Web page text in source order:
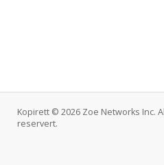
Kopirett © 2026 Zoe Networks Inc.
reservert.